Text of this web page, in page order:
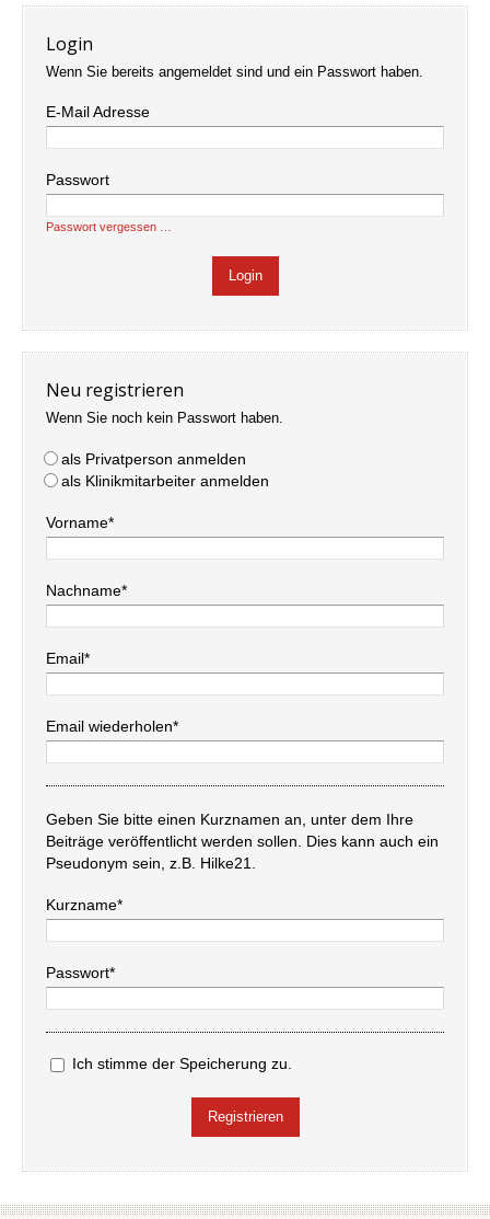
Login
Wenn Sie bereits angemeldet sind und ein Passwort haben.
E-Mail Adresse
Passwort
Passwort vergessen …
Neu registrieren
Wenn Sie noch kein Passwort haben.
als Privatperson anmelden
als Klinikmitarbeiter anmelden
Vorname*
Nachname*
Email*
Email wiederholen*
Geben Sie bitte einen Kurznamen an, unter dem Ihre
Beiträge veröffentlicht werden sollen. Dies kann auch ein
Pseudonym sein, z.B. Hilke21.
Kurzname*
Passwort*
Ich stimme der Speicherung zu.